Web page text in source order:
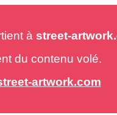
à street-
du contenu volé.
artwork.com